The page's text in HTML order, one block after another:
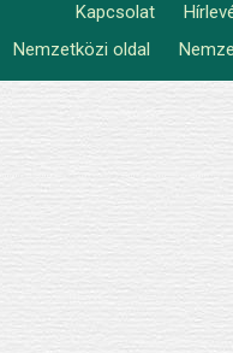
Footer
menu
Kapcsolat
Lábléc2
Nemzetközi oldal